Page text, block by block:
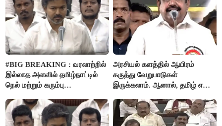
#BIG BREAKING : வரலாற்றில்
இல்லாத அளவில் தமிழ்நாட்டில்
நெல் மற்றும் கரும்பு
ஊக்கத்தொகையை உயர்த்த
முடிவு - முதலமைச்சர் விஜய்
அரசியல் களத்தில் ஆயிரம்
கருத்து வேறுபாடுகள்
இருக்கலாம். ஆனால், தமிழ் என்று
தமிழர்கள் - எடப்பாடி பழனிசாமி..!